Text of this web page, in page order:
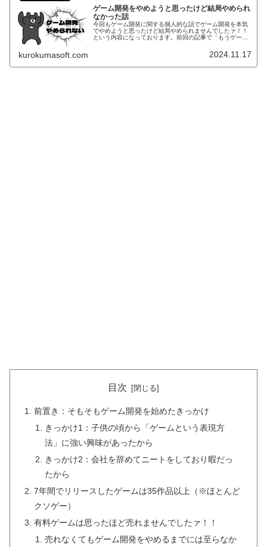
ゲーム開発をやめようと思ったけど結局やめられ
なかった話
今回もゲーム開発に関する個人的な話でゲーム開発を本気
でやめようと思ったけど結局やめられませんでしたァ！！
という内容になっております。前回の記事で「もうゲーム
kurokumasoft.com 2024.11.17
目次
前置き：そもそもゲーム開発を始めたきっかけ
きっかけ1：子供の頃から「ゲームという表現方
法」に強い興味があったから
きっかけ2：会社を辞めてニートをしており暇だっ
たから
7年間でリリースしたゲームは35作品以上（※ほとんど
クソゲー）
有料ゲームは思ったほど売れませんでしたァ！！
売れなくてもゲーム開発をやめるまでには至らなか